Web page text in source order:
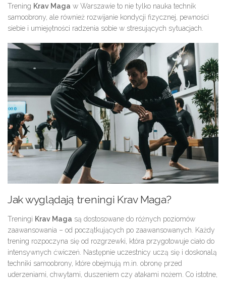
Trening Krav Maga w Warszawie to nie tylko nauka technik
samoobrony, ale również rozwijanie kondycji fizycznej, pewności
siebie i umiejętności radzenia sobie w stresujących sytuacjach.
Jak wyglądają treningi Krav Maga?
Treningi Krav Maga są dostosowane do różnych poziomów
zaawansowania – od początkujących po zaawansowanych. Każdy
trening rozpoczyna się od rozgrzewki, która przygotowuje ciało do
intensywnych ćwiczeń. Następnie uczestnicy uczą się i doskonalą
techniki samoobrony, które obejmują m.in. obronę przed
uderzeniami, chwytami, duszeniem czy atakami nożem. Co istotne,